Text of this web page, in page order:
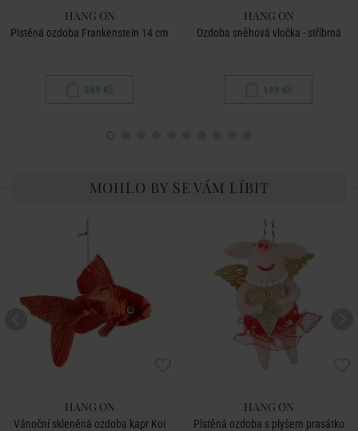
HANG ON
Plstěná ozdoba Frankenstein 14 cm
249 Kč
HANG ON
Ozdoba sněhová vločka - stříbrná
149 Kč
MOHLO BY SE VÁM LÍBIT
HANG ON
Vánoční skleněná ozdoba kapr Koi
HANG ON
Plstěná ozdoba s plyšem prasátko